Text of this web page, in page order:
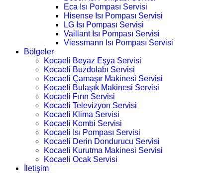
Eca Isı Pompası Servisi
Hisense Isı Pompası Servisi
LG Isı Pompası Servisi
Vaillant Isı Pompası Servisi
Viessmann Isı Pompası Servisi
Bölgeler
Kocaeli Beyaz Eşya Servisi
Kocaeli Buzdolabı Servisi
Kocaeli Çamaşır Makinesi Servisi
Kocaeli Bulaşık Makinesi Servisi
Kocaeli Fırın Servisi
Kocaeli Televizyon Servisi
Kocaeli Klima Servisi
Kocaeli Kombi Servisi
Kocaeli Isı Pompası Servisi
Kocaeli Derin Dondurucu Servisi
Kocaeli Kurutma Makinesi Servisi
Kocaeli Ocak Servisi
İletişim